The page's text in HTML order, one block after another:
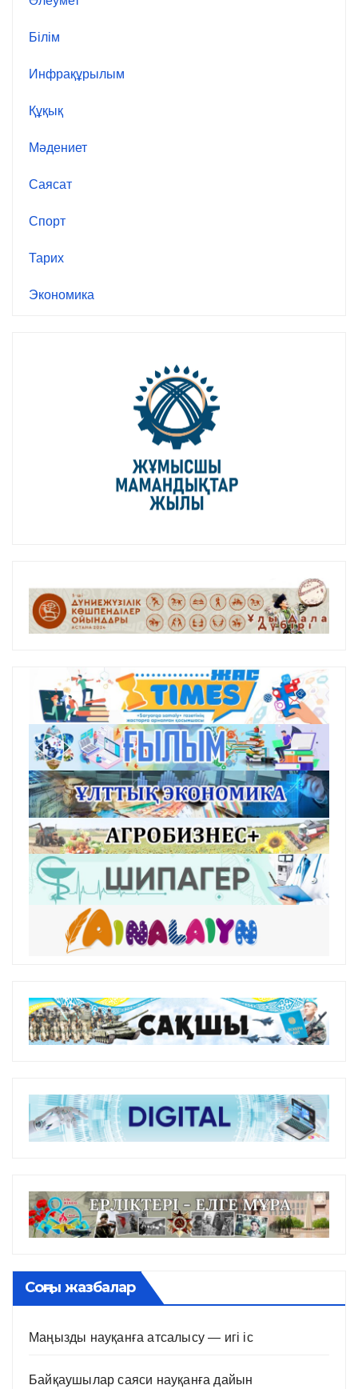
Білім
Инфрақұрылым
Құқық
Мәдениет
Саясат
Спорт
Тарих
Экономика
Соңғы жазбалар
Маңызды науқанға атсалысу — игі іс
Байқаушылар саяси науқанға дайын